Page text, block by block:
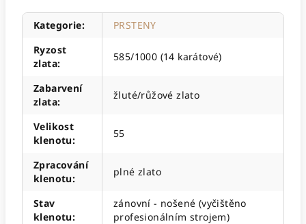
Kategorie:
PRSTENY
Ryzost
zlata:
585/1000 (14 karátové)
Zabarvení
zlata:
žluté/růžové zlato
Velikost
klenotu:
55
Zpracování
klenotu:
plné zlato
Stav
klenotu:
zánovní - nošené (vyčištěno
profesionálním strojem)